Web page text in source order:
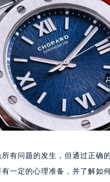
世界贸易大厦38层09室（需
王大厦12楼1224室（需提前
象城华润大厦B座12楼03室（
西万达中心写字楼A座7楼
厦B座22层04室（需提前预约
达金融中心A座907室（需提
中银大厦A座(旺进大厦)18层
33号亨特国际金融中心14楼
德昆明广场写字楼10层06室
号勒泰中心写字楼B座13层07
口华润大厦B座17层1707室
万达广场写字楼A座10层
有问题的发生，但通过正确
一定的心理准备，并了解如